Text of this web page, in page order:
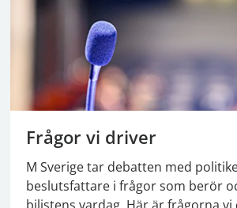
Frågor vi driver
M Sverige tar debatten med
beslutsfattare i frågor som berör
bilistens vardag. Här är frågorna vi